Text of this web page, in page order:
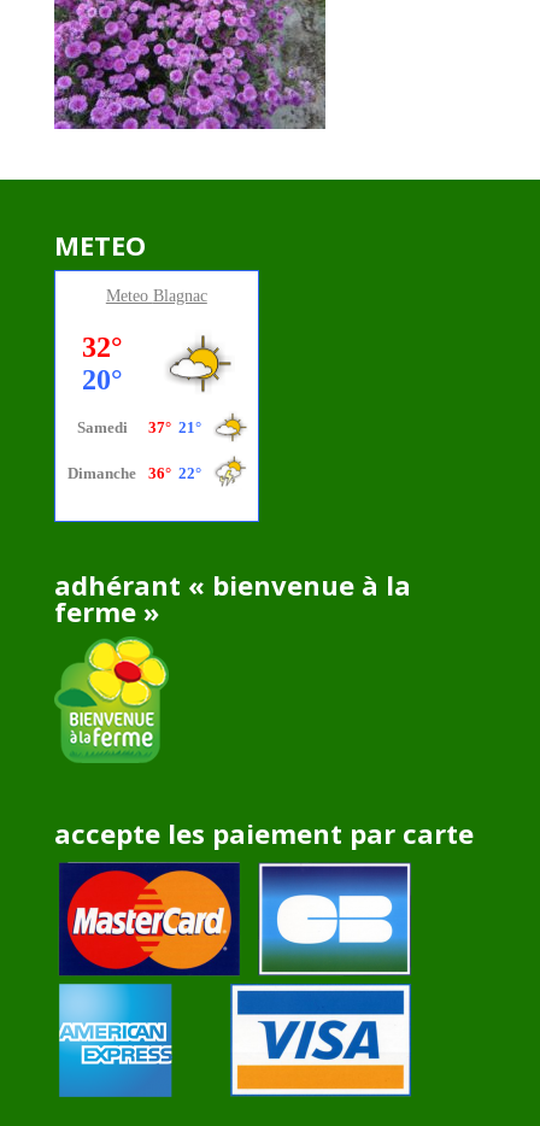
METEO
Meteo Blagnac
adhérant « bienvenue à la
ferme »
accepte les paiement par carte